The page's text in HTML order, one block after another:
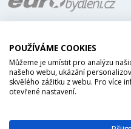
POUŽÍVÁME COOKIES
Můžeme je umístit pro analýzu
našeho webu, ukázání
skvělého zážitku z webu. Pro více
otevřené nastavení.